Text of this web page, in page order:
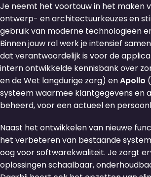
Je neemt het voortouw in het maken
ontwerp- en architectuurkeuzes en
gebruik van moderne technologieën
Binnen jouw rol werk je intensief
dat verantwoordelijk is voor de
intern ontwikkelde kennisbank over
en de Wet langdurige zorg) enApollo
systeem waarmee klantgegevens en
beheerd, voor een actueel en
Naast het ontwikkelen van nieuwe
het verbeteren van bestaande
oog voor softwarekwaliteit. Je zorgt
oplossingen schaalbaar,